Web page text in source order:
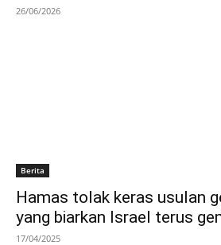
26/06/2026
Berita
Hamas tolak keras usulan
yang biarkan Israel terus
17/04/2025